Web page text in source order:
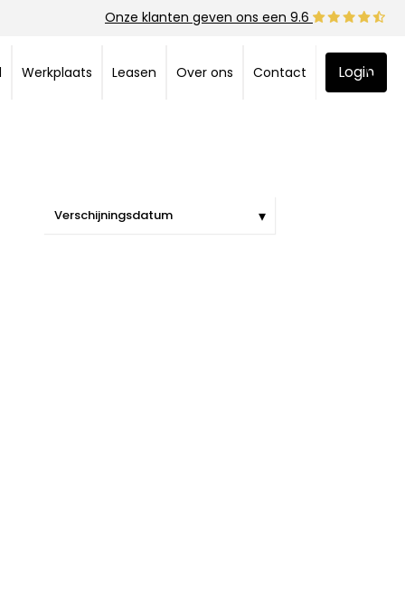
Onze klanten geven ons een 9.6
Werkplaats Leasen Over ons Contact Login